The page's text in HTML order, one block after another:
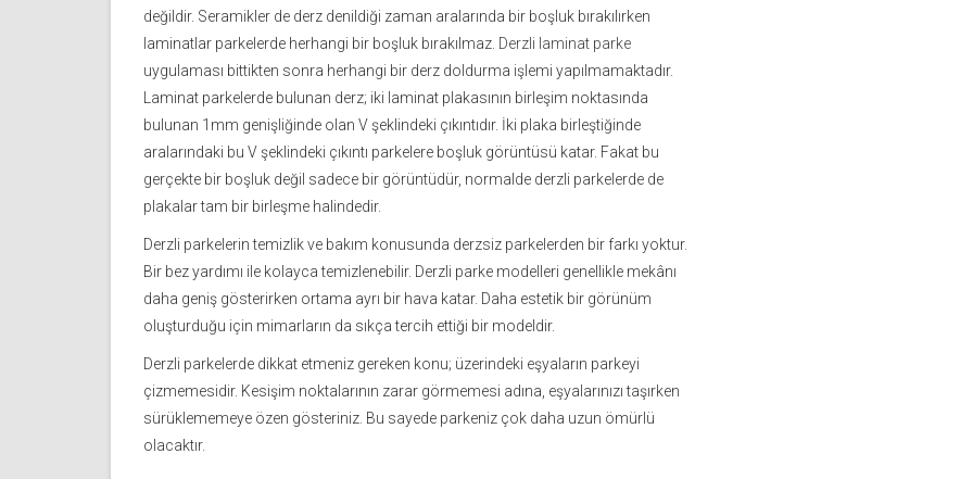
değildir. Seramikler de derz denildiği zaman aralarında bir boşluk bırakılırken
laminatlar parkelerde herhangi bir boşluk bırakılmaz. Derzli laminat parke
uygulaması bittikten sonra herhangi bir derz doldurma işlemi yapılmamaktadır.
Laminat parkelerde bulunan derz; iki laminat plakasının birleşim noktasında
bulunan 1mm genişliğinde olan V şeklindeki çıkıntıdır. İki plaka birleştiğinde
aralarındaki bu V şeklindeki çıkıntı parkelere boşluk görüntüsü katar. Fakat bu
gerçekte bir boşluk değil sadece bir görüntüdür, normalde derzli parkelerde de
plakalar tam bir birleşme halindedir.
Derzli parkelerin temizlik ve bakım konusunda derzsiz parkelerden bir farkı yoktur.
Bir bez yardımı ile kolayca temizlenebilir. Derzli parke modelleri genellikle mekânı
daha geniş gösterirken ortama ayrı bir hava katar. Daha estetik bir görünüm
oluşturduğu için mimarların da sıkça tercih ettiği bir modeldir.
Derzli parkelerde dikkat etmeniz gereken konu; üzerindeki eşyaların parkeyi
çizmemesidir. Kesişim noktalarının zarar görmemesi adına, eşyalarınızı taşırken
sürüklememeye özen gösteriniz. Bu sayede parkeniz çok daha uzun ömürlü
olacaktır.